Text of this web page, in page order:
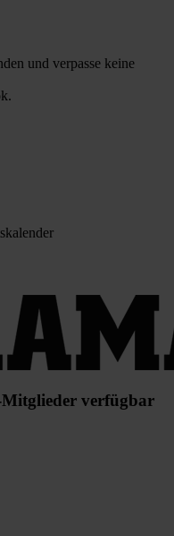
und verpasse keine
verfügbar